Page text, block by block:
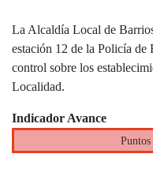
La Alcaldía Local de
estación 12 de la Policía
control sobre los
Localidad.
Indicador Avance